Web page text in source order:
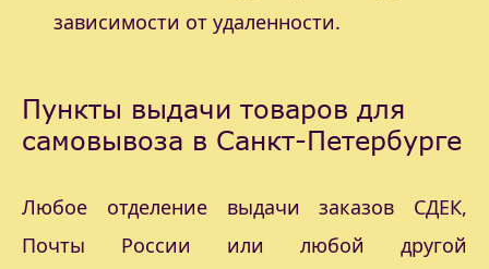
зависимости от удаленности.
Пункты выдачи товаров для
самовывоза в Санкт-Петербурге
Любое отделение выдачи заказов СДЕК,
Почты России или любой другой